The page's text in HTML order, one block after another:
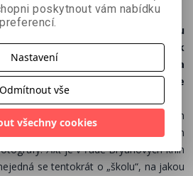
z exteriéru i interiéru, ženu
na zmrzlé pláni, dozvíte se, jak
hra světla a stínu, délka
řadě i to, jak důležitou roli hraje
lehkostí a nadhledem. Způsob, jakým
fotografií, je sám o sobě návodem
Aktje v řadě Bryanových knih
se tentokrát o „školu“, na jakou
poskytnout vám nabídku
Nastavení
Odmítnout vše
všechny cookies